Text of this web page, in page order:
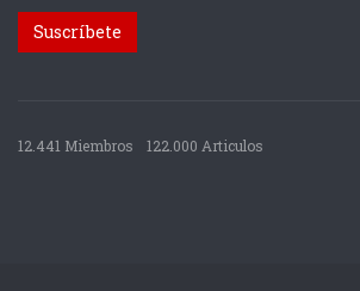
12.441 Miembros 122.000 Articulos